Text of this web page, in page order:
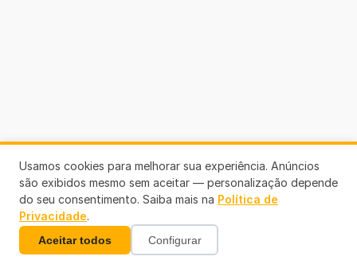
Usamos cookies para melhorar sua experiência. Anúncios
são exibidos mesmo sem aceitar — personalização depende
do seu consentimento. Saiba mais na Política de
Privacidade.
Aceitar todos Configurar